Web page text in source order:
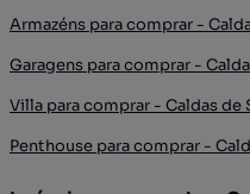
Armazéns para comprar -
Garagens para comprar -
Villa para comprar - Caldas de
Penthouse para comprar -